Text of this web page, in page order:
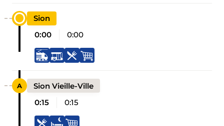
Sion
0:00
0:00
Sion Vieille-Ville
0:15
0:15